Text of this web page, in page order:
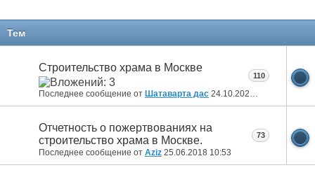
Тем
Строительство храма в Москве
Последнее сообщение от Шатаварта дас 24.10.2021 23:55
110
Отчетность о пожертвованиях на
строительство храма в Москве.
Последнее сообщение от Aziz 25.06.2018 10:53
73